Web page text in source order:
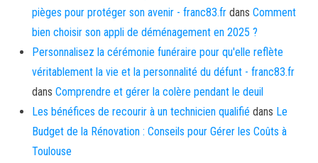
pièges pour protéger son avenir - franc83.fr dans Comment
bien choisir son appli de déménagement en 2025 ?
Personnalisez la cérémonie funéraire pour qu'elle reflète
véritablement la vie et la personnalité du défunt - franc83.fr
dans Comprendre et gérer la colère pendant le deuil
Les bénéfices de recourir à un technicien qualifié dans Le
Budget de la Rénovation : Conseils pour Gérer les Coûts à
Toulouse